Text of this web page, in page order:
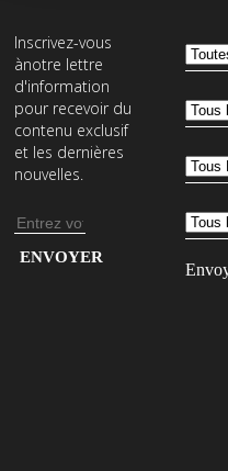
Inscrivez-vous
ànotre lettre
d'information
pour recevoir du
contenu exclusif
et les dernières
nouvelles.
Adresse
e-
Entrez